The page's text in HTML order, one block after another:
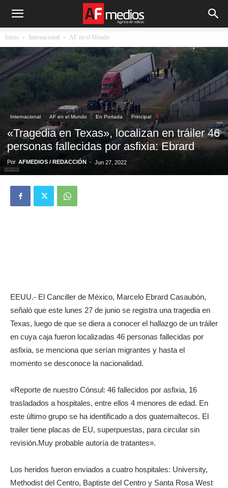
Inicio Internacional AF en el Mundo
Internacional AF en el Mundo En Portada Principal
«Tragedia en Texas», localizan en tráiler 46
personas fallecidas por asfixia: Ebrard
Por AFMEDIOS / REDACCIÓN - Jun 27, 2022
EEUU.- El Canciller de México, Marcelo Ebrard Casaubón,
señaló que este lunes 27 de junio se registra una tragedia en
Texas, luego de que se diera a conocer el hallazgo de un tráiler
en cuya caja fueron localizadas 46 personas fallecidas por
asfixia, se menciona que serían migrantes y hasta el
momento se desconoce la nacionalidad.
«Reporte de nuestro Cónsul: 46 fallecidos por asfixia, 16
trasladados a hospitales, entre ellos 4 menores de edad. En
este último grupo se ha identificado a dos guatemaltecos. El
trailer tiene placas de EU, superpuestas, para circular sin
revisión.Muy probable autoría de tratantes».
Los heridos fueron enviados a cuatro hospitales: University,
Methodist del Centro, Baptiste del Centro y Santa Rosa West